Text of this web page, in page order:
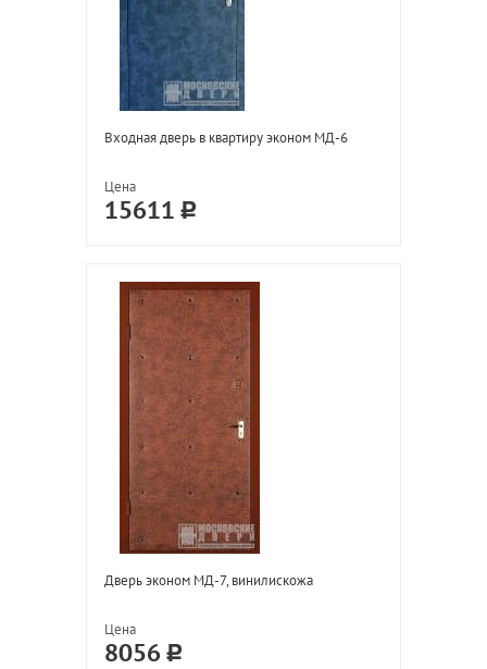
Входная дверь в квартиру эконом МД-6
Цена
15611
Дверь эконом МД-7, винилискожа
Цена
8056